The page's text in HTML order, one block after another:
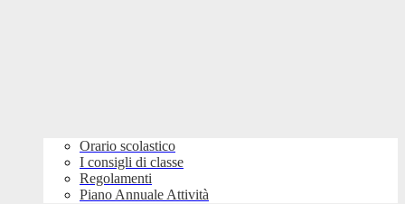
Orario scolastico
I consigli di classe
Regolamenti
Piano Annuale Attività